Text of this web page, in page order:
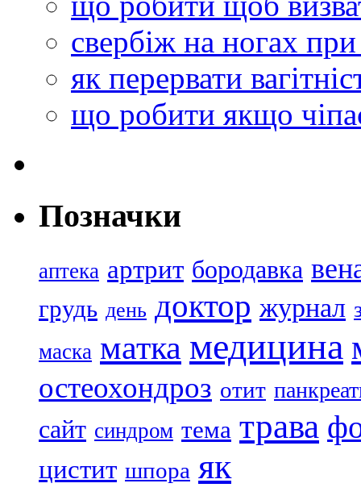
свербіж на ногах при
як перервати
що робити якщо
Позначки
аптека артрит бородавка
грудь день доктор журнал
маска матка медицина
остеохондроз отит
сайт синдром тема трава
цистит шпора як